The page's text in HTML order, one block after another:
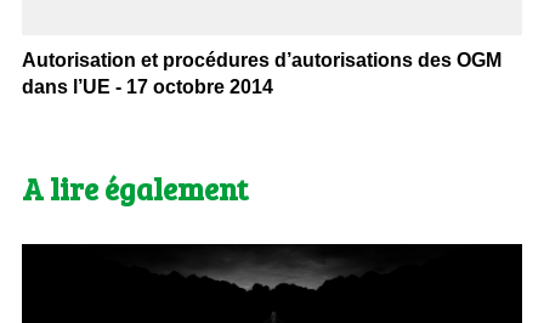
Autorisation et procédures d’autorisations des OGM
dans l’UE - 17 octobre 2014
A lire également